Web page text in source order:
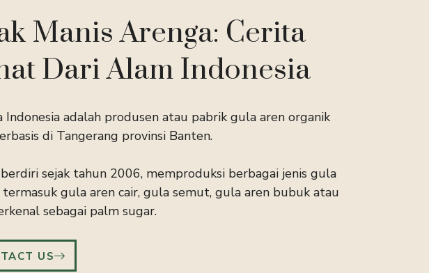
Manis Arenga: Cerita
Dari Alam Indonesia
Indonesia adalah produsen atau pabrik gula aren organik
di Tangerang provinsi Banten.
sejak tahun 2006, memproduksi berbagai jenis gula
termasuk gula aren cair, gula semut, gula aren bubuk atau
sebagai palm sugar.
US